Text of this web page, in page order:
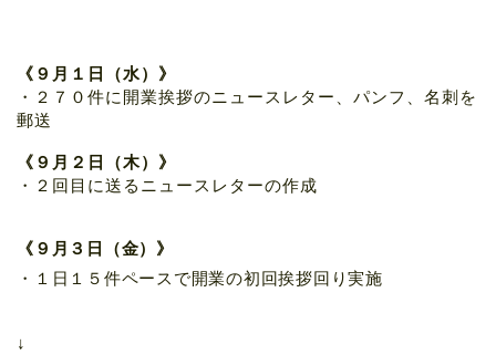
《９月１日（水）》
・２７０件に開業挨拶のニュースレター、パンフ、名刺を
郵送
《９月２日（木）》
・２回目に送るニュースレターの作成
《９月３日（金）》
・１日１５件ペースで開業の初回挨拶回り実施
↓